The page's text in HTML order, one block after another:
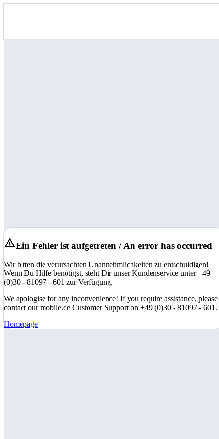
Ein Fehler ist aufgetreten / An error has occurred
Wir bitten die verursachten Unannehmlichkeiten zu entschuldigen!
Wenn Du Hilfe benötigst, steht Dir unser Kundenservice unter +49
(0)30 - 81097 - 601 zur Verfügung.
We apologise for any inconvenience! If you require assistance, please
contact our mobile.de Customer Support on +49 (0)30 - 81097 - 601.
Homepage